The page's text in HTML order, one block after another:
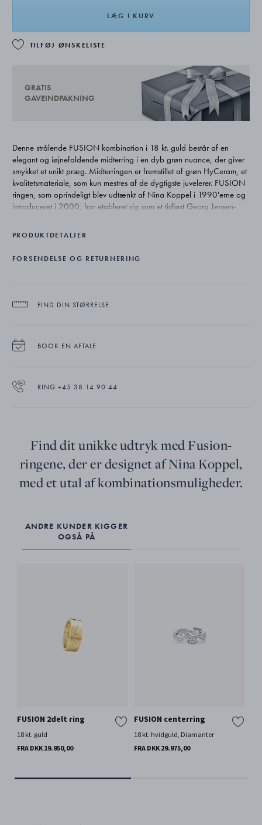
LÆG I KURV
TILFØJ ØNSKELISTE
GRATIS
GAVEINDPAKNING
Denne strålende FUSION kombination i 18 kt. guld består af en
elegant og iøjnefaldende midterring i en dyb grøn nuance, der giver
smykket et unikt præg. Midterringen er fremstillet af grøn HyCeram, et
kvalitetsmateriale, som kun mestres af de dygtigste juvelerer. FUSION
ringen, som oprindeligt blev udtænkt af Nina Koppel i 1990'erne og
introduceret i 2000, har etableret sig som et tidløst Georg Jensen-
PRODUKTDETALJER
FORSENDELSE OG RETURNERING
FIND DIN STØRRELSE
BOOK EN AFTALE
RING +45 38 14 90 44
Find dit unikke udtryk med Fusion-
ringene, der er designet af Nina Koppel,
med et utal af kombinationsmuligheder.
ANDRE KUNDER KIGGER
OGSÅ PÅ
FUSION 2delt ring
18 kt. guld
FRA DKK 19.950,00
FUSION centerring
18 kt. hvidguld, Diamanter
FRA DKK 29.975,00